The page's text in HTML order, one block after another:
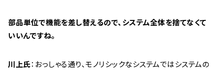
――部品単位で機能を差し替えるので、システム全体を捨てなくて
いいんですね。
川上氏：おっしゃる通り、モノリシックなシステムではシステムの